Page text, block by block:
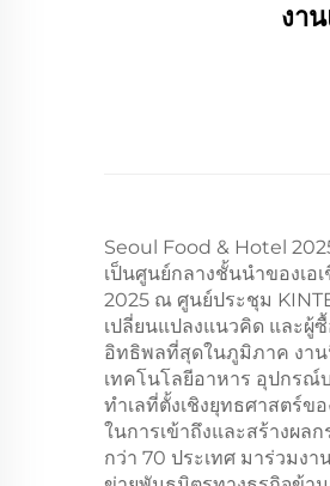
งา
Seoul Food & Hotel
เป็นศูนย์กลางชั้นนำของเ
2025 ณ ศูนย์ประชุม
เปลี่ยนแปลงแนวคิด และผู้
อิทธิพลที่สุดในภูมิภาค งา
เทคโนโลยีอาหาร อุปกรณ์
ทำเลที่ตั้งเชิงยุทธศาสตร์
ในการเข้าถึงและสร้างผล
กว่า 70 ประเทศ มาร่วมง